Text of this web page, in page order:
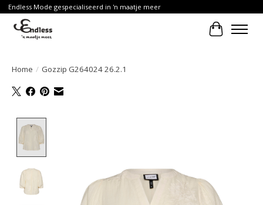
Endless Mode gespecialiseerd in 'n maatje meer
Home / Gozzip G264024 26.2.1